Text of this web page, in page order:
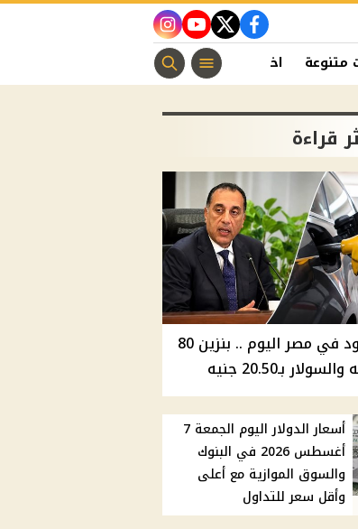
facebook
twitter
youtube
instagram
متنوعة اخبار الفن منوعات مسيحية
قراءة
أسعار الوقود في مصر اليوم .. بنزين 80
أسعار الدولار اليوم الجمعة 7
أغسطس 2026 في البنوك
والسوق الموازية مع أعلى
وأقل سعر للتداول